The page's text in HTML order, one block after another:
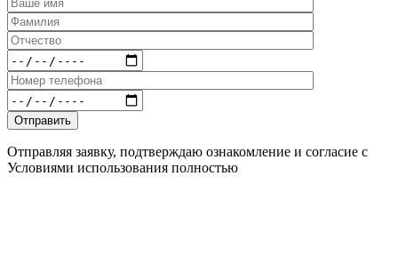
Отправляя заявку, подтверждаю ознакомление и согласие с
Условиями использования полностью